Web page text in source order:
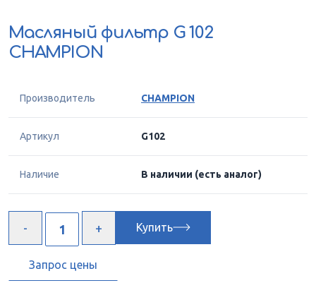
Масляный фильтр G 102
CHAMPION
Производитель CHAMPION
Артикул G102
Наличие В наличии (есть аналог)
Купить
Запрос цены